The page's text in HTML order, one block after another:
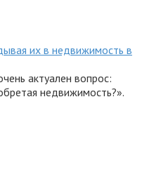
их в недвижимость в
актуален вопрос:
недвижимость?».